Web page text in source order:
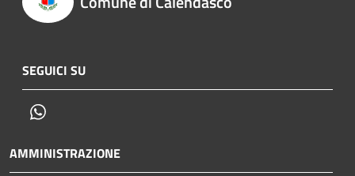
SEGUICI SU
AMMINISTRAZIONE